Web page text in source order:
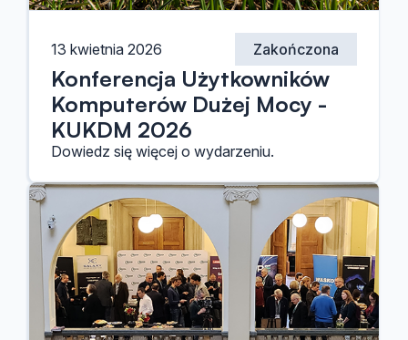
Zakończona
13 kwietnia 2026
Konferencja Użytkowników
Komputerów Dużej Mocy -
KUKDM 2026
Dowiedz się więcej o wydarzeniu.